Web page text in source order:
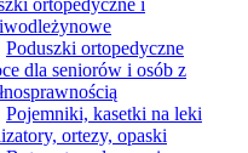
ortopedyczne i
Poduszki ortopedyczne
dla seniorów i osób z
Pojemniki, kasetki na leki
ortezy, opaski